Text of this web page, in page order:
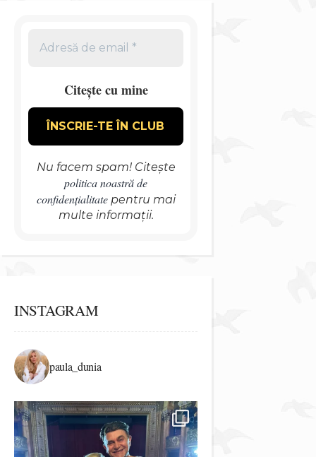
Citește cu mine
Nu facem spam! Citește
politica noastră de
confidențialitatepentru mai
multe informații.
INSTAGRAM
paula_dunia